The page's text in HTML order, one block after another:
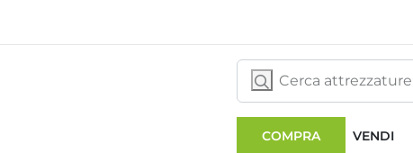
COMPRA VENDI